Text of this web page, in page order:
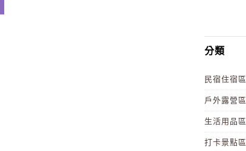
分類
民宿住宿區
戶外露營區
生活用品區
打卡景點區